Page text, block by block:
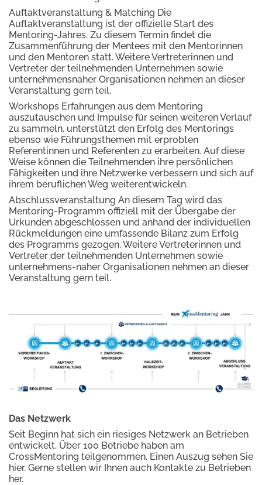
Auftaktveranstaltung & Matching Die
Auftaktveranstaltung ist der offizielle Start des
Mentoring-Jahres. Zu diesem Termin findet die
Zusammenführung der Mentees mit den Mentorinnen
und den Mentoren statt. Weitere Vertreterinnen und
Vertreter der teilnehmenden Unternehmen sowie
unternehmensnaher Organisationen nehmen an dieser
Veranstaltung gern teil.
Workshops Erfahrungen aus dem Mentoring
auszutauschen und Impulse für seinen weiteren Verlauf
zu sammeln, unterstützt den Erfolg des Mentorings
ebenso wie Führungsthemen mit erprobten
Referentinnen und Referenten zu erarbeiten. Auf diese
Weise können die Teilnehmenden ihre persönlichen
Fähigkeiten und ihre Netzwerke verbessern und sich auf
ihrem beruflichen Weg weiterentwickeln.
Abschlussveranstaltung An diesem Tag wird das
Mentoring-Programm offiziell mit der Übergabe der
Urkunden abgeschlossen und anhand der individuellen
Rückmeldungen eine umfassende Bilanz zum Erfolg
des Programms gezogen. Weitere Vertreterinnen und
Vertreter der teilnehmenden Unternehmen sowie
unternehmens-naher Organisationen nehmen an dieser
Veranstaltung gern teil.
Das Netzwerk
Seit Beginn hat sich ein riesiges Netzwerk an Betrieben
entwickelt. Über 100 Betriebe haben am
CrossMentoring teilgenommen. Einen Auszug sehen Sie
hier. Gerne stellen wir Ihnen auch Kontakte zu Betrieben
her.